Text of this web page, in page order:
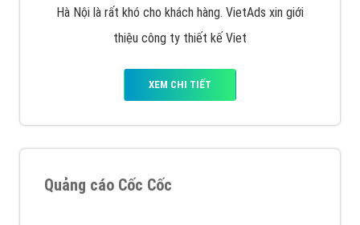
Hà Nội là rất khó cho khách hàng. VietAds xin giới
thiệu công ty thiết kế Viet
XEM CHI TIẾT
Quảng cáo Cốc Cốc